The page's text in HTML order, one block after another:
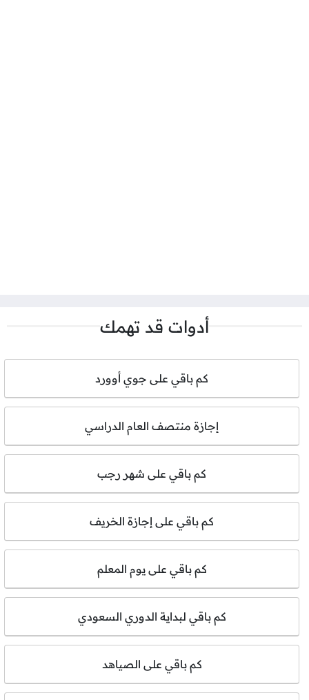
أدوات قد تهمك
كم باقي على جوي أوورد
إجازة منتصف العام الدراسي
كم باقي على شهر رجب
كم باقي على إجازة الخريف
كم باقي على يوم المعلم
كم باقي لبداية الدوري السعودي
كم باقي على الصياهد